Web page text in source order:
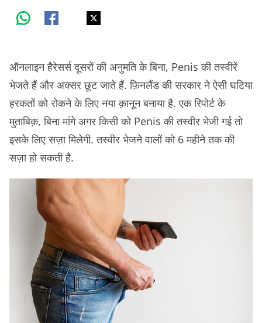
ऑनलाइन हैरेसर्स दूसरों की अनुमति के बिना, Penis की तस्वीरें
भेजते हैं और अक्सर छूट जाते हैं. फ़िनलैंड की सरकार ने ऐसी घटिया
हरकतों को रोकने के लिए नया क़ानून बनाया है. एक रिपोर्ट के
मुताबिक़, बिना मांगे अगर किसी को Penis की तस्वीर भेजी गई तो
इसके लिए सज़ा मिलेगी. तस्वीर भेजने वालों को 6 महीने तक की
सज़ा हो सकती है.